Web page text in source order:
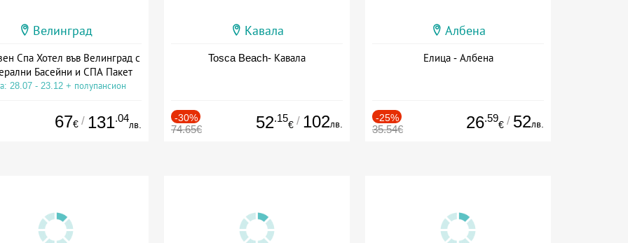
Велинград
Спа Хотел във Велинград с
Басейни и СПА Пакет
28.07 - 23.12 + полупансион
67€ / 131.04
лв.
Кавала
Tosca Beach- Кавала
-30%
74.65€ 52.15
€ / 102лв.
Албена
Елица - Албена
-25%
35.54€ 26.59
€ / 52лв.